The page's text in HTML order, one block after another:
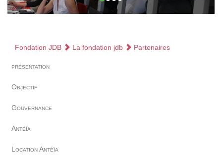
Fondation JDB La fondation jdb Partenaires
présentation
Objectif
Gouvernance
Antéïa
Location Antéïa